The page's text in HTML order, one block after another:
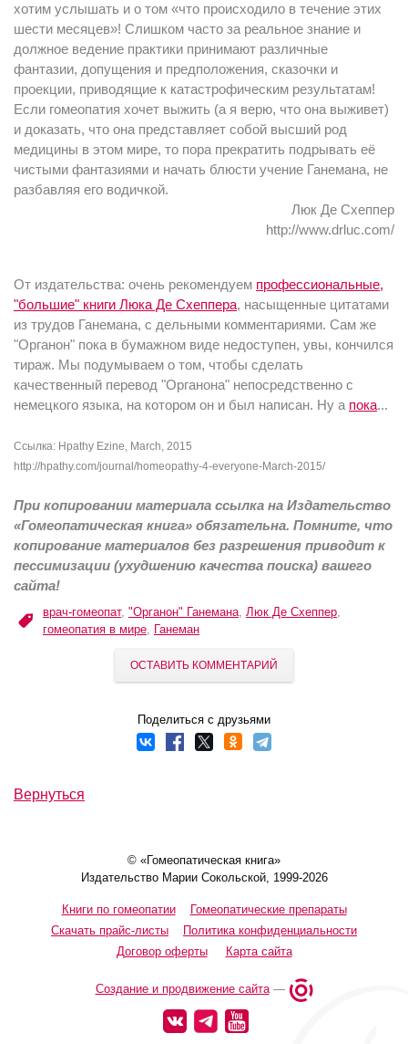
хотим услышать и о том «что происходило в течение этих
шести месяцев»! Слишком часто за реальное знание и
должное ведение практики принимают различные
фантазии, допущения и предположения, сказочки и
проекции, приводящие к катастрофическим результатам!
Если гомеопатия хочет выжить (а я верю, что она выживет)
и доказать, что она представляет собой высший род
медицины в этом мире, то пора прекратить подрывать её
чистыми фантазиями и начать блюсти учение Ганемана, не
разбавляя его водичкой.
Люк Де Схеппер
http://www.drluc.com/
От издательства: очень рекомендуем профессиональные,
"большие" книги Люка Де Схеппера, насыщенные цитатами
из трудов Ганемана, с дельными комментариями. Сам же
"Органон" пока в бумажном виде недоступен, увы, кончился
тираж. Мы подумываем о том, чтобы сделать
качественный перевод "Органона" непосредственно с
немецкого языка, на котором он и был написан. Ну а пока...
Ссылка: Hpathy Ezine, March, 2015
http://hpathy.com/journal/homeopathy-4-everyone-March-2015/
При копировании материала ссылка на Издательство
«Гомеопатическая книга» обязательна. Помните, что
копирование материалов без разрешения приводит к
пессимизации (ухудшению качества поиска) вашего
сайта!
врач-гомеопат, "Органон" Ганемана, Люк Де Схеппер,
гомеопатия в мире, Ганеман
ОСТАВИТЬ КОММЕНТАРИЙ
Поделиться с друзьями
Вернуться
© «Гомеопатическая книга»
Издательство Марии Сокольской, 1999-2026
Книги по гомеопатии
Гомеопатические препараты
Скачать прайс-листы
Политика конфиденциальности
Договор оферты
Карта сайта
Создание и продвижение сайта—